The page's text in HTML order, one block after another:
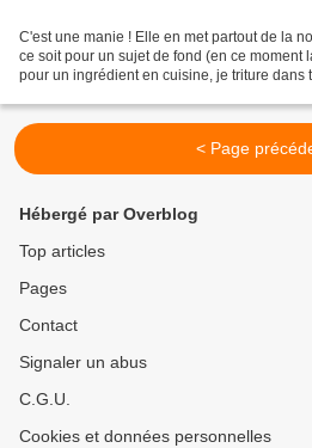
C'est une manie ! Elle en met partout de la
ce soit pour un sujet de fond (en ce moment
pour un ingrédient en cuisine, je triture dans
< Page
Hébergé par Overblog
Top articles
Pages
Contact
Signaler un abus
C.G.U.
Cookies et données personnelles